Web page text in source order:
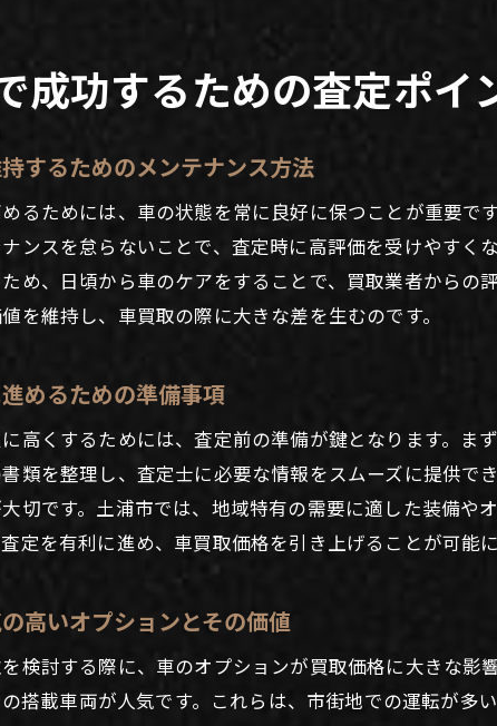
土浦市でのスムーズな取引
土浦市での車買取の流れに
土浦市での車買取体験談賢く
高価買取を実現した成功事
初めての車売却で感じた
土浦市での買取交渉成功体
買取価格を引き上げた体
成功するための査定ポ
するためのメンテナンス方法
るためには、車の状態を常に良好に保つことが重要で
ンスを怠らないことで、査定時に高評価を受けやす
め、日頃から車のケアをすることで、買取業者から
を維持し、車買取の際に大きな差を生むのです。
めるための準備事項
高くするためには、査定前の準備が鍵となります。
類を整理し、査定士に必要な情報をスムーズに提供
切です。土浦市では、地域特有の需要に適した装備
定を有利に進め、車買取価格を引き上げることが可能に
高いオプションとその価値
検討する際に、車のオプションが買取価格に大きな
の搭載車両が人気です。これらは、市街地での運転が